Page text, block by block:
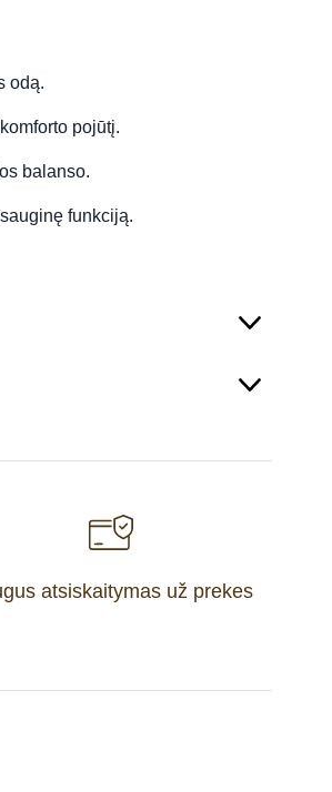
odą.
pojūtį.
balanso.
funkciją.
atsiskaitymas už prekes